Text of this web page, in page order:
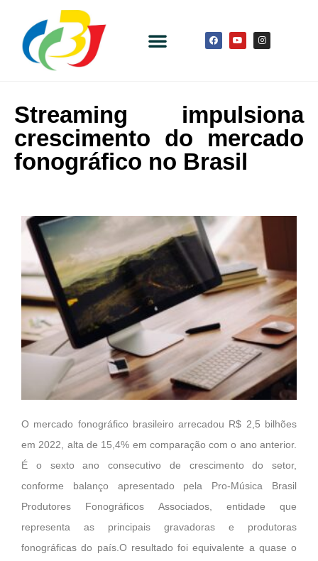
Streaming impulsiona
crescimento do mercado
fonográfico no Brasil
O mercado fonográfico brasileiro arrecadou R$ 2,5 bilhões
em 2022, alta de 15,4% em comparação com o ano anterior.
É o sexto ano consecutivo de crescimento do setor,
conforme balanço apresentado pela Pro-Música Brasil
Produtores Fonográficos Associados, entidade que
representa as principais gravadoras e produtoras
fonográficas do país.O resultado foi equivalente a quase o